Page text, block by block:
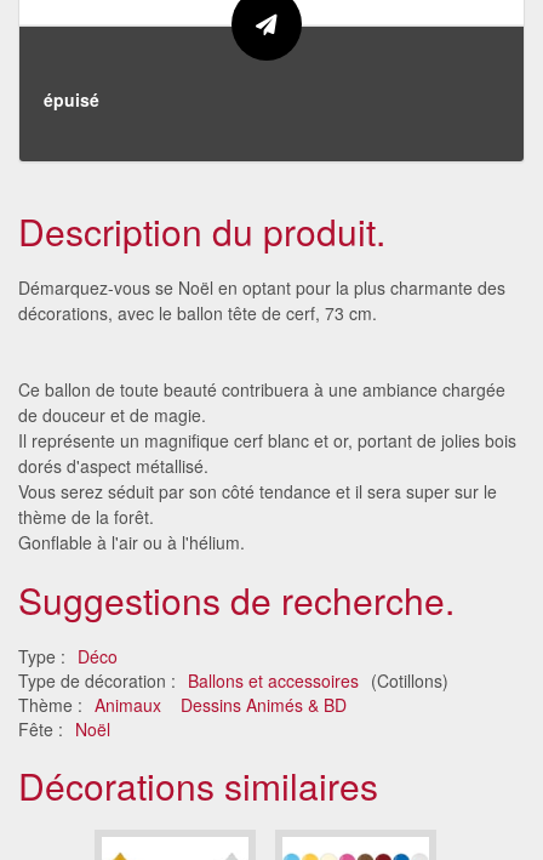
épuisé
Description du produit.
Démarquez-vous se Noël en optant pour la plus charmante des
décorations, avec le ballon tête de cerf, 73 cm.
Ce ballon de toute beauté contribuera à une ambiance chargée
de douceur et de magie.
Il représente un magnifique cerf blanc et or, portant de jolies bois
dorés d'aspect métallisé.
Vous serez séduit par son côté tendance et il sera super sur le
thème de la forêt.
Gonflable à l'air ou à l'hélium.
Suggestions de recherche.
Type : Déco
Type de décoration : Ballons et accessoires (Cotillons)
Thème : Animaux
Dessins Animés & BD
Fête : Noël
Décorations similaires